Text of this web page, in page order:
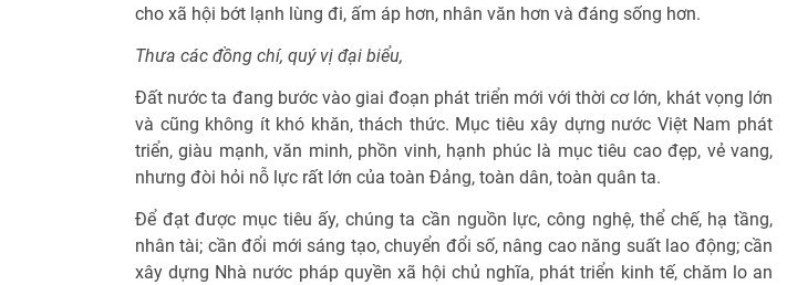
cho xã hội bớt lạnh lùng đi, ấm áp hơn, nhân văn hơn và đáng sống hơn.
Thưa các đồng chí, quý vị đại biểu,
Đất nước ta đang bước vào giai đoạn phát triển mới với thời cơ lớn, khát vọng lớn
và cũng không ít khó khăn, thách thức. Mục tiêu xây dựng nước Việt Nam phát
triển, giàu mạnh, văn minh, phồn vinh, hạnh phúc là mục tiêu cao đẹp, vẻ vang,
nhưng đòi hỏi nỗ lực rất lớn của toàn Đảng, toàn dân, toàn quân ta.
Để đạt được mục tiêu ấy, chúng ta cần nguồn lực, công nghệ, thể chế, hạ tầng,
nhân tài; cần đổi mới sáng tạo, chuyển đổi số, nâng cao năng suất lao động; cần
xây dựng Nhà nước pháp quyền xã hội chủ nghĩa, phát triển kinh tế, chăm lo an